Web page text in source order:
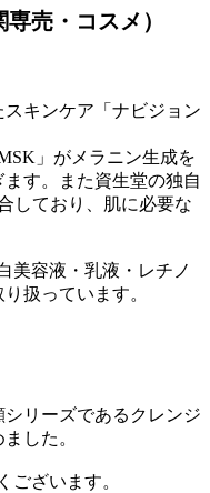
専売・コスメ）
キンケア「ナビジョン
」がメラニン生成を
す。また資生堂の独自
しており、肌に必要な
美容液・乳液・レチノ
扱っています。
リーズであるクレンジ
した。
ございます。